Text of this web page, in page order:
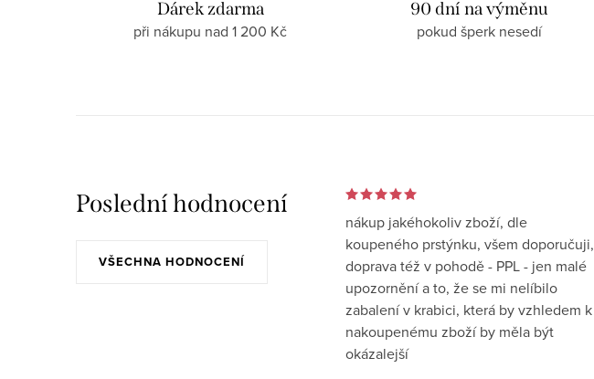
Dárek zdarma
při nákupu nad 1 200 Kč
90 dní na výměnu
pokud šperk nesedí
Poslední hodnocení
VŠECHNA HODNOCENÍ
nákup jakéhokoliv zboží, dle
koupeného prstýnku, všem doporučuji,
doprava též v pohodě - PPL - jen malé
upozornění a to, že se mi nelíbilo
zabalení v krabici, která by vzhledem k
nakoupenému zboží by měla být
okázalejší